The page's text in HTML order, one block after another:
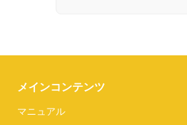
メインコンテンツ
マニュアル